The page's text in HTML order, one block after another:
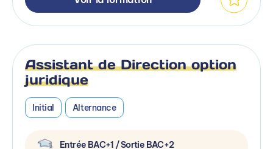
Assistant de Direction option
juridique
Initial Alternance
Entrée BAC+1 / Sortie BAC+2